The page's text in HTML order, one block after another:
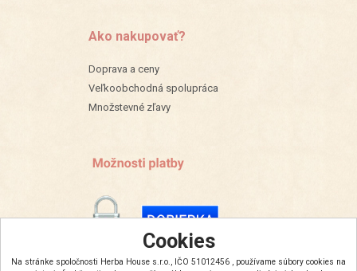
Cookies
Na stránke spoločnosti Herba House s.r.o., IČO 51012456 , používame súbory cookies na
Ako nakupovať?
Doprava a ceny
Veľkoobchodná spolupráca
Množstevné zľavy